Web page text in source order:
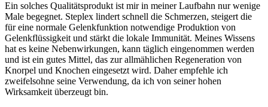
Ein solches Qualitätsprodukt ist mir in meiner Laufbahn nur wenige
Male begegnet. Steplex lindert schnell die Schmerzen, steigert die
für eine normale Gelenkfunktion notwendige Produktion von
Gelenkflüssigkeit und stärkt die lokale Immunität. Meines Wissens
hat es keine Nebenwirkungen, kann täglich eingenommen werden
und ist ein gutes Mittel, das zur allmählichen Regeneration von
Knorpel und Knochen eingesetzt wird. Daher empfehle ich
zweifelsohne seine Verwendung, da ich von seiner hohen
Wirksamkeit überzeugt bin.